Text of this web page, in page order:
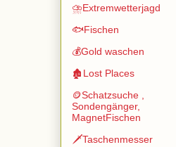
⛈️Extremwetterjagd
🐟Fischen
💰Gold waschen
🏚️Lost Places
🪙Schatzsuche ,
Sondengänger,
MagnetFischen
🗡️Taschenmesser